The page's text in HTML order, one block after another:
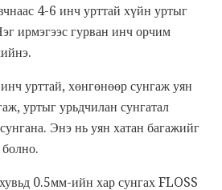
4-6 инч урттай хүйн ​​уртыг
ирмэгээс гурван инч орчим
урттай, хөнгөнөөр сунгаж уян
уртыг урьдчилан сунгатал
Энэ нь уян хатан багажийг
болно.
0.5мм-ийн хар сунгах FLOSS